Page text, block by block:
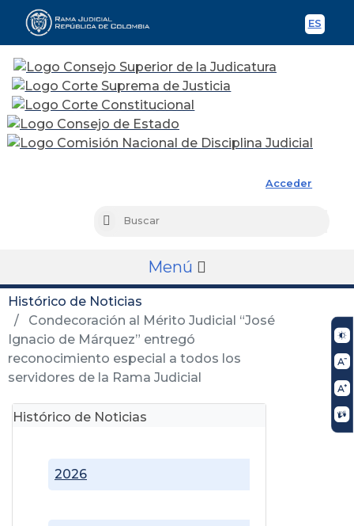
ES
Acceder
Buscar
Menú
Histórico de Noticias
Condecoración al Mérito Judicial “José
Ignacio de Márquez” entregó
reconocimiento especial a todos los
servidores de la Rama Judicial
Histórico de Noticias
2026